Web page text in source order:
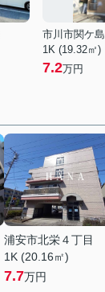
市川市関ケ島
1K (19.32㎡)
7.2万円
浦安市北栄４丁目
1K (20.16㎡)
7.7万円